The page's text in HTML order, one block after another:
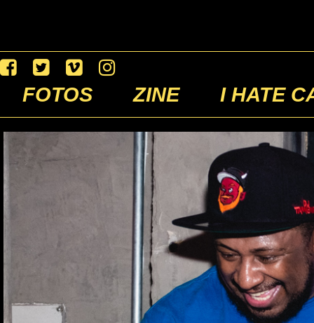
FOTOS ZINE I HATE